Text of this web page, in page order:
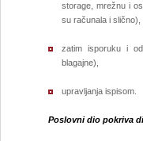
storage, mrežnu i
su računala i slično),
zatim isporuku i
blagajne),
upravljanja ispisom.
Poslovni dio pokriva